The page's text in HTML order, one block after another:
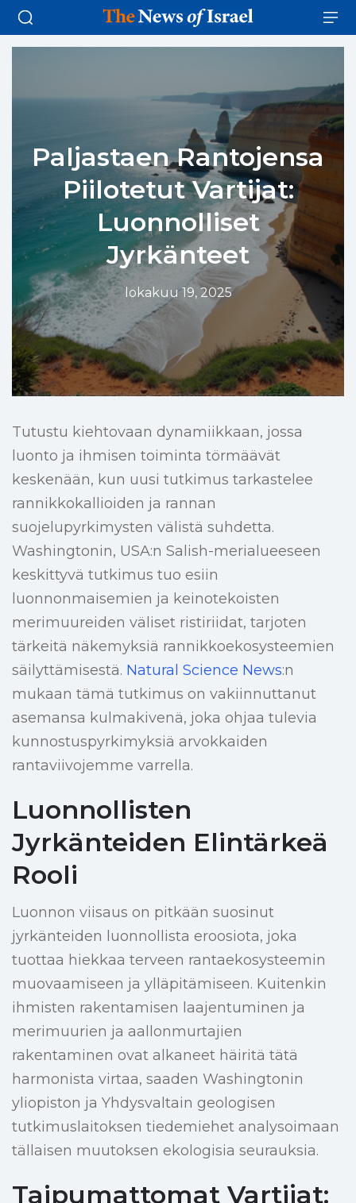
Paljastaen Rantojensa
Piilotetut Vartijat:
Luonnolliset
Jyrkänteet
lokakuu 19, 2025
Tutustu kiehtovaan dynamiikkaan, jossa
luonto ja ihmisen toiminta törmäävät
keskenään, kun uusi tutkimus tarkastelee
rannikkokallioiden ja rannan
suojelupyrkimysten välistä suhdetta.
Washingtonin, USA:n Salish-merialueeseen
keskittyvä tutkimus tuo esiin
luonnonmaisemien ja keinotekoisten
merimuureiden väliset ristiriidat, tarjoten
tärkeitä näkemyksiä rannikkoekosysteemien
säilyttämisestä. Natural Science News:n
mukaan tämä tutkimus on vakiinnuttanut
asemansa kulmakivenä, joka ohjaa tulevia
kunnostuspyrkimyksiä arvokkaiden
rantaviivojemme varrella.
Luonnollisten
Jyrkänteiden Elintärkeä
Rooli
Luonnon viisaus on pitkään suosinut
jyrkänteiden luonnollista eroosiota, joka
tuottaa hiekkaa terveen rantaekosysteemin
muovaamiseen ja ylläpitämiseen. Kuitenkin
ihmisten rakentamisen laajentuminen ja
merimuurien ja aallonmurtajien
rakentaminen ovat alkaneet häiritä tätä
harmonista virtaa, saaden Washingtonin
yliopiston ja Yhdysvaltain geologisen
tutkimuslaitoksen tiedemiehet analysoimaan
tällaisen muutoksen ekologisia seurauksia.
Taipumattomat Vartijat: